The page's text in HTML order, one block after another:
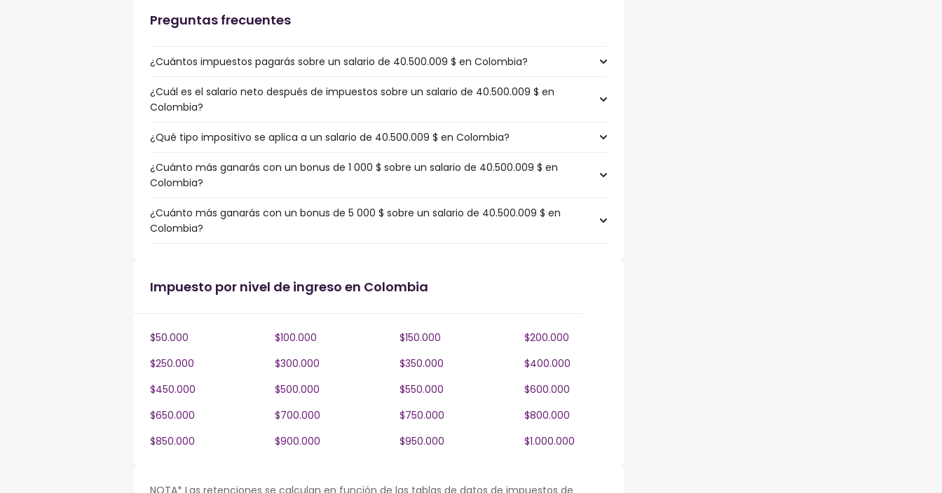
Preguntas frecuentes
¿Cuántos impuestos pagarás sobre un salario de 40.500.009 $ en Colombia?
¿Cuál es el salario neto después de impuestos sobre un salario de 40.500.009 $ en
Colombia?
¿Qué tipo impositivo se aplica a un salario de 40.500.009 $ en Colombia?
¿Cuánto más ganarás con un bonus de 1 000 $ sobre un salario de 40.500.009 $ en
Colombia?
¿Cuánto más ganarás con un bonus de 5 000 $ sobre un salario de 40.500.009 $ en
Colombia?
Impuesto por nivel de ingreso en Colombia
$50.000 $100.000 $150.000
$200.000
$250.000
$300.000 $350.000
$400.000
$450.000
$500.000 $550.000
$600.000
$650.000
$700.000 $750.000
$800.000
$850.000
$900.000 $950.000 $1.000.000
NOTA* Las retenciones se calculan en función de las tablas de datos de impuestos de